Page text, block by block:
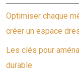
Optimiser chaque
créer un espace
Les clés pour
durable